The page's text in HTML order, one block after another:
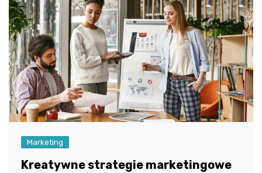
Marketing
Kreatywne strategie marketingowe